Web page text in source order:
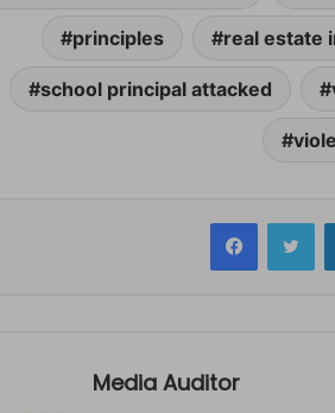
principles real estate
school principal attacked
Facebook
Media Auditor